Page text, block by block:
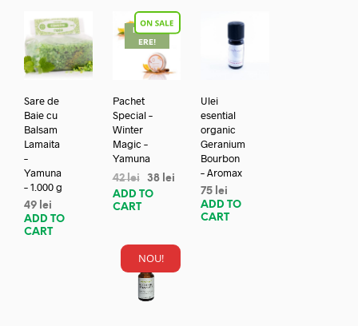
Sare de
Baie cu
Balsam
Lamaita
–
Yamuna
– 1.000 g
49 lei
ADD TO
CART
REDUC
ERE!
Pachet
Special –
Winter
Magic –
Yamuna
42lei 38 lei
ADD TO
CART
Ulei
esential
organic
Geranium
Bourbon
– Aromax
75 lei
ADD TO
CART
NOU!